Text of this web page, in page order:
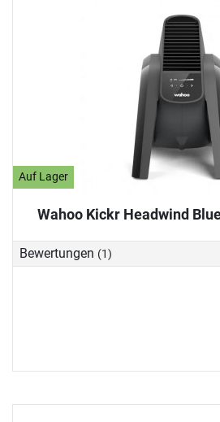
Auf Lager
Wahoo Kickr Headwind
Bewertungen (1)